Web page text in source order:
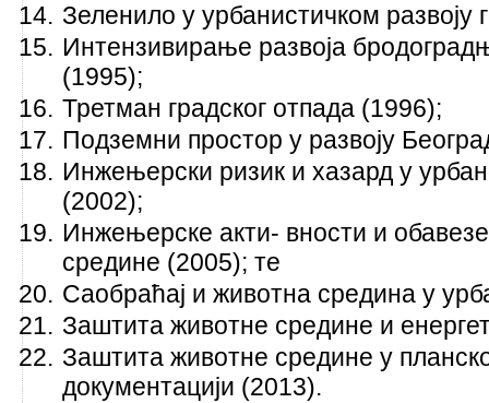
Зеленило у урбанистичком развоју
Интензивирање развоја
(1995);
Третман градског отпада (1996);
Подземни простор у развоју
Инжењерски ризик и хазард у
(2002);
Инжењерске акти- вности и
средине (2005); те
Саобраћај и животна средина у
Заштита животне средине и
Заштита животне средине у
документацији (2013).